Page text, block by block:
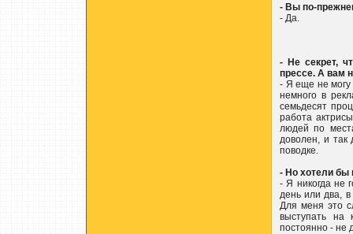
- Вы по-
- Да.
- Не секрет,
прессе. А вам
- Я еще не могу
немного в
семьдесят
работа
людей по
доволен, и так
поводке.
- Но хотели бы
- Я никогда не
день или два,
Для меня это
выступать на
постоянно - не